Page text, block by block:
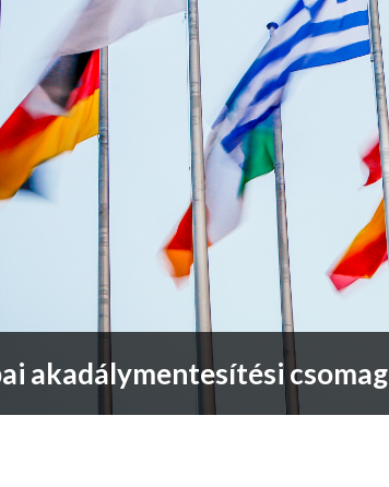
akadálymentesítési csomag